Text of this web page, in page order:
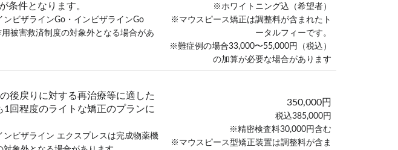
条件となります。
ビザラインGo・インビザラインGo
被害救済制度の対象外となる場合があ
※ホワイトニング込（希望者）
※マウスピース矯正は調整料が含まれたト
ータルフィーです。
※難症例の場合33,000〜55,000円（税込）
の加算が必要な場合があります
後戻りに対する再治療等に適した
回程度のライトな矯正のプランに
ビザライン エクスプレスは完成物薬機
350,000円
税込385,000円
※精密検査料30,000円含む
※マウスピース型矯正装置は調整料が含ま